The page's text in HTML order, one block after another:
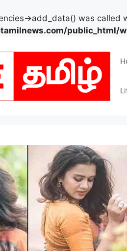
>add_data() was called
public_html/